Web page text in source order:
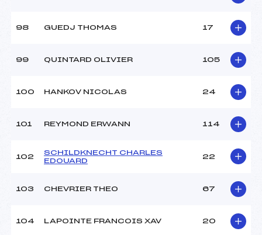
98 GUEDJ THOMAS 17
99 QUINTARD OLIVIER 105
100 HANKOV NICOLAS 24
101 REYMOND ERWANN 114
102
SCHILDKNECHT CHARLES
EDOUARD
22
103 CHEVRIER THEO 67
104 LAPOINTE FRANCOIS XAV 20